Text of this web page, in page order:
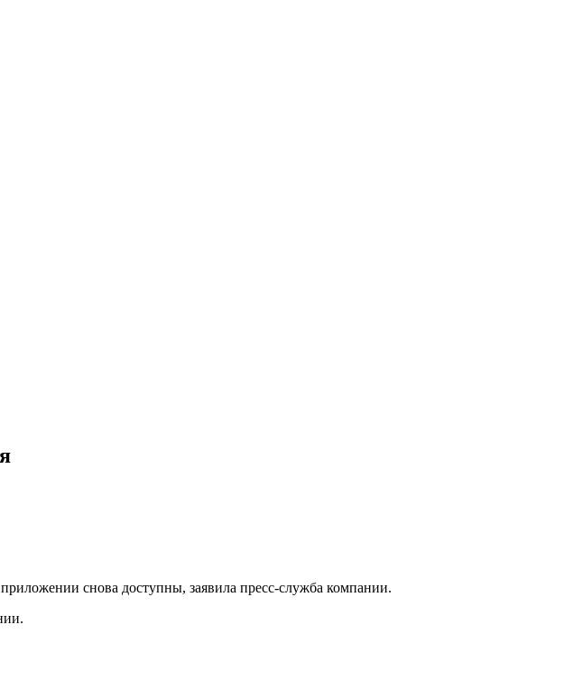
снова доступны, заявила пресс-служба компании.